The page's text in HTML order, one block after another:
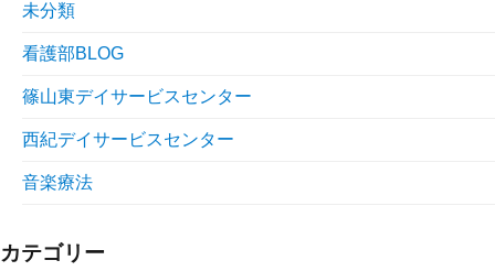
未分類
看護部BLOG
篠山東デイサービスセンター
西紀デイサービスセンター
音楽療法
カテゴリー